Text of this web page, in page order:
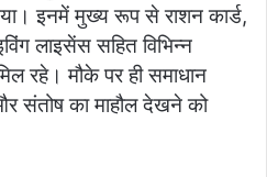
इनमें मुख्य रूप से राशन कार्ड,
लाइसेंस सहित विभिन्न
रहे। मौके पर ही समाधान
संतोष का माहौल देखने को